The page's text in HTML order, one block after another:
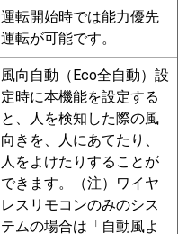
運転開始時では能力優先
運転が可能です。
風向自動（Eco全自動）設
定時に本機能を設定する
と、人を検知した際の風
向きを、人にあてたり、
人をよけたりすることが
できます。（注）ワイヤ
レスリモコンのみのシス
テムの場合は「自動風よ